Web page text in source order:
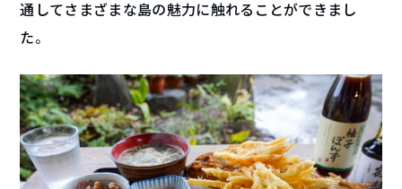
通してさまざまな島の魅力に触れることができまし
た。